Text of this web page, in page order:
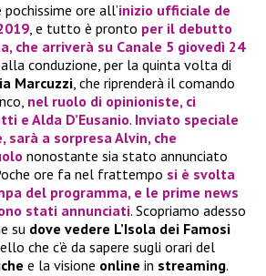
ore all’inizio ufficiale de
, e tutto è pronto per il debutto
che arriverà su Canale 5 giovedì 24
conduzione, per la quinta volta di
Marcuzzi, che riprenderà il comando
nel ruolo di opinioniste, ci
e Alda D’Eusanio. Inviato speciale
sarà a sorpresaAlvin, che
nonostante sia stato annunciato
ore fa nel frattempo si è svolta
del programma, e le prime news
stati annunciati. Scopriamo adesso
su dove vedere L’Isola dei Famosi
che c’è da sapere sugli orari del
e la visione online in streaming.